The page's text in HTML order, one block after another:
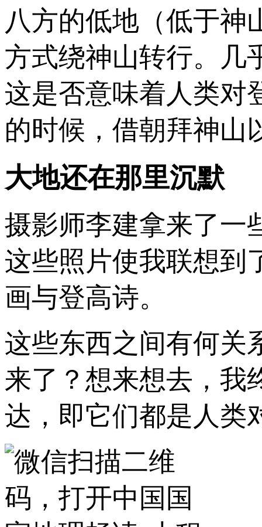
八方的低地（低于神
方式绕神山转行。几
这是否意味着人类对
的时候，借朝拜神山
大地还在那里沉默
摄影师李建拿来了一
这些照片使我联想到
画与登高诗。
这些东西之间有何关
来了？想来想去，我
达，即它们都是人